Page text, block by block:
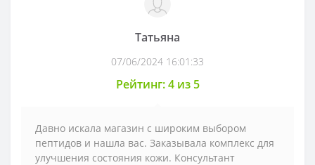
Татьяна
07/06/2024 16:01:33
Рейтинг: 4 из 5
Давно искала магазин с широким выбором
пептидов и нашла вас. Заказывала комплекс для
улучшения состояния кожи. Консультант